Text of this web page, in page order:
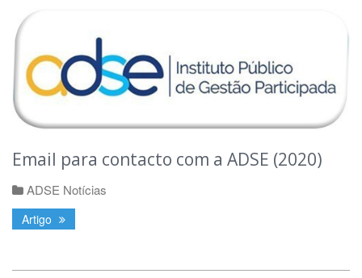
Email para contacto com a ADSE (2020)
ADSE Notícias
Artigo